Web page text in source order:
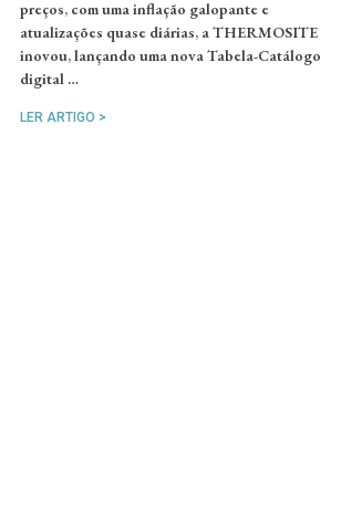
preços, com uma inflação galopante e
atualizações quase diárias, a THERMOSITE
inovou, lançando uma nova Tabela-Catálogo
digital …
LER ARTIGO >